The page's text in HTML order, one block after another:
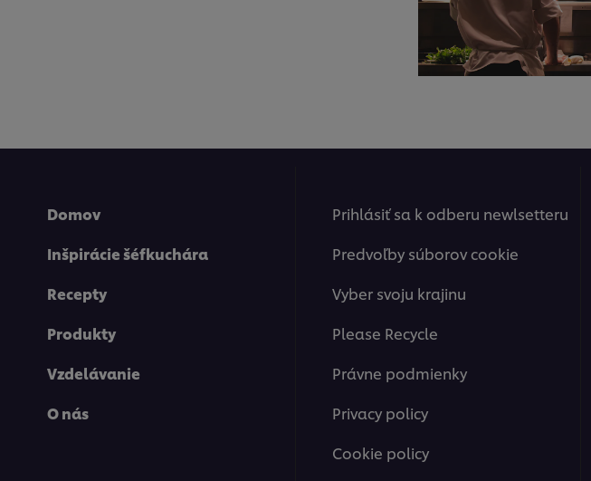
Domov
Inšpirácie šéfkuchára
Recepty
Produkty
Vzdelávanie
O nás
Prihlásiť sa k odberu newlsetteru
Predvoľby súborov cookie
Vyber svoju krajinu
Please Recycle
Právne podmienky
Privacy policy
Cookie policy